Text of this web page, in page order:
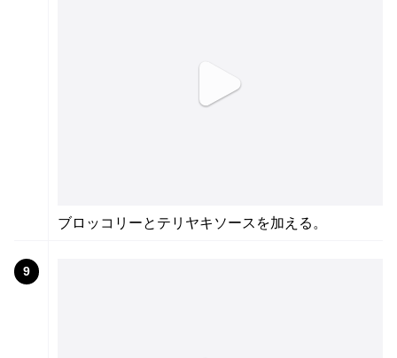
ブロッコリーとテリヤキソースを加える。
9